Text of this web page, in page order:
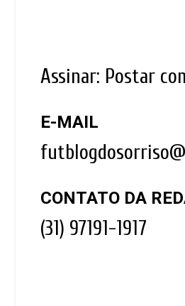
Assinar: Postar
E-MAIL
CONTATO DA
(31) 97191-1917